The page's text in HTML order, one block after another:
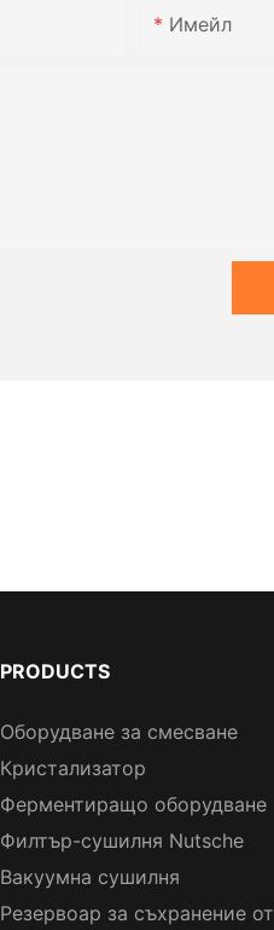
Имейл
PRODUCTS
Оборудване за смесване
Кристализатор
Ферментиращо оборудване
Филтър-сушилня Nutsche
Вакуумна сушилня
Резервоар за съхранение от